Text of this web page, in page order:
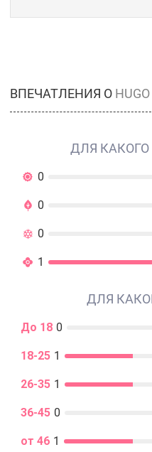
ВПЕЧАТЛЕНИЯ О
ДЛЯ
0
0
0
1
ДЛЯ
До 18 0
18-25 1
26-35 1
36-45 0
от 46 1